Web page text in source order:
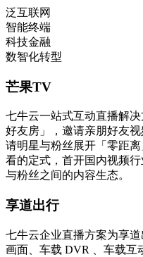
泛互联网
智能终端
科技金融
数智化转型
芒果TV
七牛云一站式互动直播解
好友房」，邀请亲朋好友
请明星与粉丝展开「零距
看的定式，首开国内视频
与粉丝之间的内容生态。
享道出行
七牛云企业直播方案为享
画面、车载 DVR 、车载互